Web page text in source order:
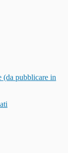
(da pubblicare in